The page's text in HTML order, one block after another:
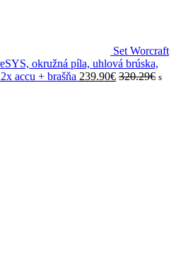
Set Worcraft
okružná píla, uhlová brúska,
accu + brašňa 239.90€ 320.29€ s